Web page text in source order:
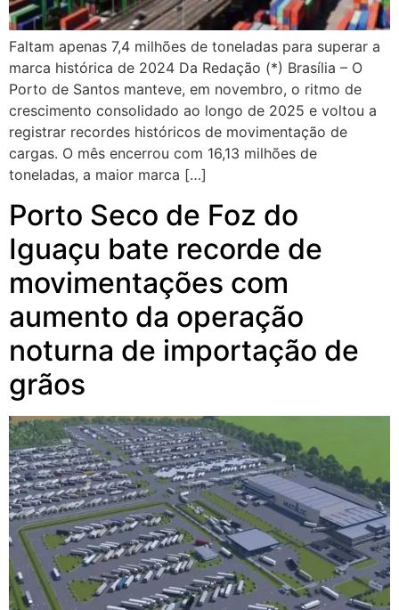
Faltam apenas 7,4 milhões de toneladas para superar a
marca histórica de 2024 Da Redação (*) Brasília – O
Porto de Santos manteve, em novembro, o ritmo de
crescimento consolidado ao longo de 2025 e voltou a
registrar recordes históricos de movimentação de
cargas. O mês encerrou com 16,13 milhões de
toneladas, a maior marca […]
Porto Seco de Foz do
Iguaçu bate recorde de
movimentações com
aumento da operação
noturna de importação de
grãos